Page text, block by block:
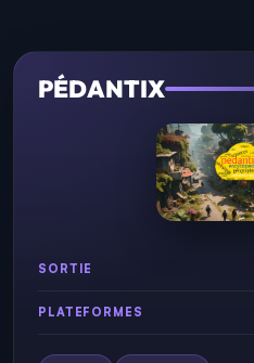
PÉDANTIX
SORTIE
PLATEFORMES